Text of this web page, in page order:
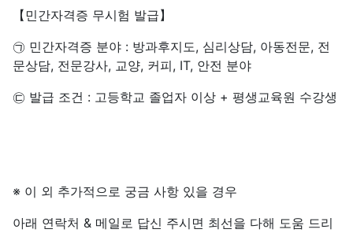
【민간자격증 무시험 발급】
㉠ 민간자격증 분야 : 방과후지도, 심리상담, 아동전문, 전
문상담, 전문강사, 교양, 커피, IT, 안전 분야
㉢ 발급 조건 : 고등학교 졸업자 이상 + 평생교육원 수강생
※ 이 외 추가적으로 궁금 사항 있을 경우
아래 연락처 & 메일로 답신 주시면 최선을 다해 도움 드리